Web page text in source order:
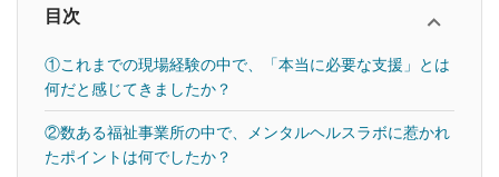
目次
①これまでの現場経験の中で、「本当に必要な支援」とは
何だと感じてきましたか？
②数ある福祉事業所の中で、メンタルヘルスラボに惹かれ
たポイントは何でしたか？